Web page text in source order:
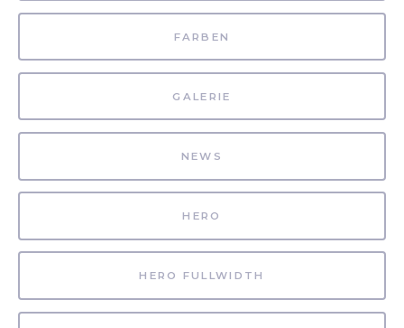
FARBEN
GALERIE
NEWS
HERO
HERO FULLWIDTH